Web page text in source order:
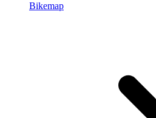
Bikemap